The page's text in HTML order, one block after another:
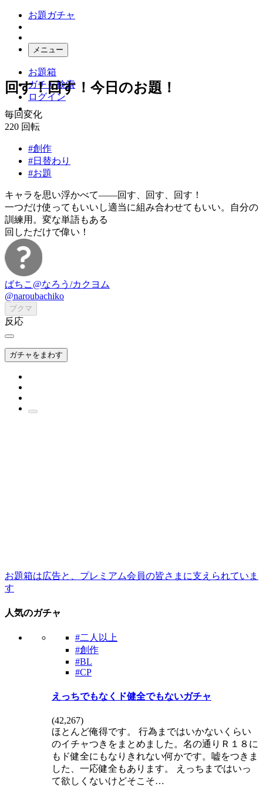
お題ガチャ
メニュー
お題箱
ガチャ検索
ログイン
回す！回す！今日のお題！
毎回変化
220 回転
#創作
#日替わり
#お題
キャラを思い浮かべて――回す、回す、回す！
一つだけ使ってもいいし適当に組み合わせてもいい。自分の
訓練用。変な単語もある
回しただけで偉い！
ばちこ@なろう/カクヨム
@naroubachiko
ブクマ
反応
ガチャをまわす
お題箱は広告と、プレミアム会員の皆さまに支えられていま
す
人気のガチャ
#二人以上
#創作
#BL
#CP
えっちでもなくド健全でもないガチャ
(42,267)
ほとんど俺得です。 行為まではいかないくらい
のイチャつきをまとめました。名の通りＲ１８に
もド健全にもなりきれない何かです。嘘をつきま
した、一応健全もあります。 えっちまではいっ
て欲しくないけどそこそ…